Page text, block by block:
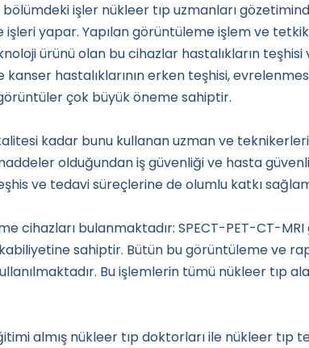
işler nükleer tıp uzmanları
yapar. Yapılan görüntüleme işlem ve
ürünü olan bu cihazlar hastalıkların
hastalıklarının erken teşhisi,
çok büyük öneme sahiptir.
kadar bunu kullanan uzman ve
olduğundan iş güvenliği ve hasta
ve tedavi süreçlerine de olumlu katkı
cihazları bulanmaktadır: SPECT-PET-CT-MRI
sahiptir. Bütün bu görüntüleme ve
Bu işlemlerin tümü nükleer tıp
almış nükleer tıp doktorları ile nükleer tıp